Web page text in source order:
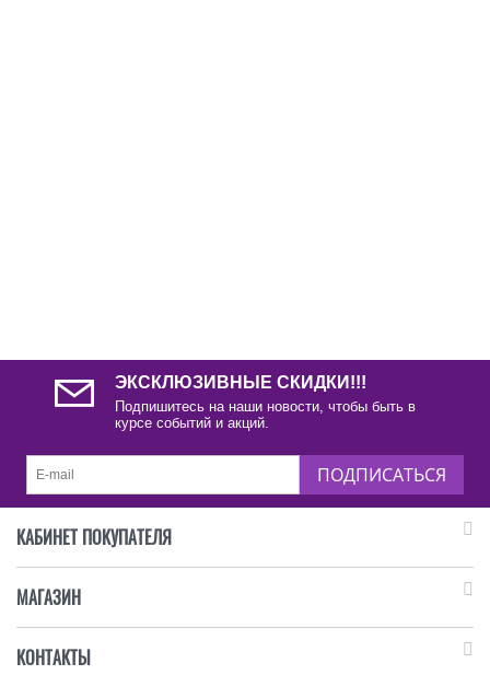
ЭКСКЛЮЗИВНЫЕ СКИДКИ!!!
Подпишитесь на наши новости, чтобы быть в
курсе событий и акций.
ПОДПИСАТЬСЯ
КАБИНЕТ ПОКУПАТЕЛЯ
МАГАЗИН
КОНТАКТЫ